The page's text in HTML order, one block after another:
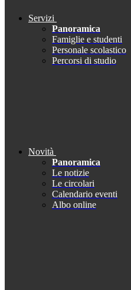
Servizi
Panoramica
Famiglie e studenti
Personale scolastico
Percorsi di studio
Novità
Panoramica
Le notizie
Le circolari
Calendario eventi
Albo online